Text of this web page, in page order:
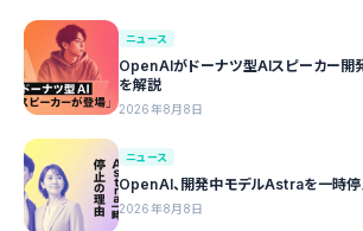
ニュース
OpenAIがドーナツ型AIスピーカー開
を解説
2026年8月8日
ニュース
OpenAI、開発中モデルAstraを一時
2026年8月8日